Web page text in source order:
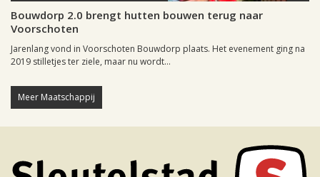
Bouwdorp 2.0 brengt hutten bouwen terug naar
Voorschoten
Jarenlang vond in Voorschoten Bouwdorp plaats. Het evenement ging na
2019 stilletjes ter ziele, maar nu wordt...
Meer Maatschappij